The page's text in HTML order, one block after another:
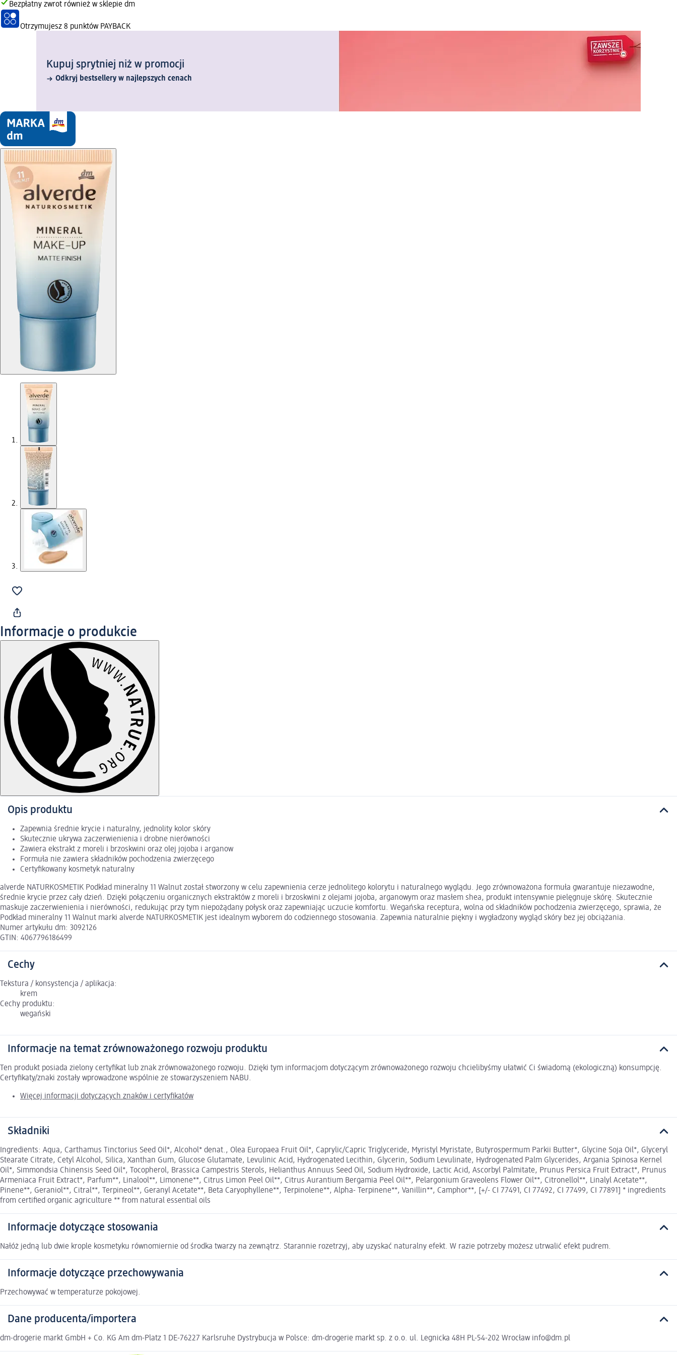
Bezpłatny zwrot również w sklepie dm
Otrzymujesz 8 punktów PAYBACK
Kupuj sprytniej niż w promocji
Odkryj bestsellery w najlepszych cenach
Informacje o produkcie
Opis produktu
Zapewnia średnie krycie i naturalny, jednolity kolor skóry
Skutecznie ukrywa zaczerwienienia i drobne nierówności
Zawiera ekstrakt z moreli i brzoskwini oraz olej jojoba i arganow
Formuła nie zawiera składników pochodzenia zwierzęcego
Certyfikowany kosmetyk naturalny
alverde NATURKOSMETIK Podkład mineralny 11 Walnut został stworzony w celu zapewnienia cerze jednolitego kolorytu i naturalnego wyglądu. Jego zrównoważona formuła gwarantuje niezawodne,
średnie krycie przez cały dzień. Dzięki połączeniu organicznych ekstraktów z moreli i brzoskwini z olejami jojoba, arganowym oraz masłem shea, produkt intensywnie pielęgnuje skórę. Skutecznie
maskuje zaczerwienienia i nierówności, redukując przy tym niepożądany połysk oraz zapewniając uczucie komfortu. Wegańska receptura, wolna od składników pochodzenia zwierzęcego, sprawia, że
Podkład mineralny 11 Walnut marki alverde NATURKOSMETIK jest idealnym wyborem do codziennego stosowania. Zapewnia naturalnie piękny i wygładzony wygląd skóry bez jej obciążania.
Numer artykułu dm: 3092126
GTIN: 4067796186499
Cechy
Tekstura / konsystencja / aplikacja:
krem
Cechy produktu:
wegański
Informacje na temat zrównoważonego rozwoju produktu
Ten produkt posiada zielony certyfikat lub znak zrównoważonego rozwoju. Dzięki tym informacjom dotyczącym zrównoważonego rozwoju chcielibyśmy ułatwić Ci świadomą (ekologiczną) konsumpcję.
Certyfikaty/znaki zostały wprowadzone wspólnie ze stowarzyszeniem NABU.
Więcej informacji dotyczących znaków i certyfikatów
Składniki
Ingredients: Aqua, Carthamus Tinctorius Seed Oil*, Alcohol* denat., Olea Europaea Fruit Oil*, Caprylic/Capric Triglyceride, Myristyl Myristate, Butyrospermum Parkii Butter*, Glycine Soja Oil*, Glyceryl
Stearate Citrate, Cetyl Alcohol, Silica, Xanthan Gum, Glucose Glutamate, Levulinic Acid, Hydrogenated Lecithin, Glycerin, Sodium Levulinate, Hydrogenated Palm Glycerides, Argania Spinosa Kernel
Oil*, Simmondsia Chinensis Seed Oil*, Tocopherol, Brassica Campestris Sterols, Helianthus Annuus Seed Oil, Sodium Hydroxide, Lactic Acid, Ascorbyl Palmitate, Prunus Persica Fruit Extract*, Prunus
Armeniaca Fruit Extract*, Parfum**, Linalool**, Limonene**, Citrus Limon Peel Oil**, Citrus Aurantium Bergamia Peel Oil**, Pelargonium Graveolens Flower Oil**, Citronellol**, Linalyl Acetate**,
Pinene**, Geraniol**, Citral**, Terpineol**, Geranyl Acetate**, Beta Caryophyllene**, Terpinolene**, Alpha- Terpinene**, Vanillin**, Camphor**, [+/- CI 77491, CI 77492, CI 77499, CI 77891] * ingredients
from certified organic agriculture ** from natural essential oils
Informacje dotyczące stosowania
Nałóż jedną lub dwie krople kosmetyku równomiernie od środka twarzy na zewnątrz. Starannie rozetrzyj, aby uzyskać naturalny efekt. W razie potrzeby możesz utrwalić efekt pudrem.
Informacje dotyczące przechowywania
Przechowywać w temperaturze pokojowej.
Dane producenta/importera
dm-drogerie markt GmbH + Co. KG Am dm-Platz 1 DE-76227 Karlsruhe Dystrybucja w Polsce: dm-drogerie markt sp. z o.o. ul. Legnicka 48H PL-54-202 Wrocław info@dm.pl